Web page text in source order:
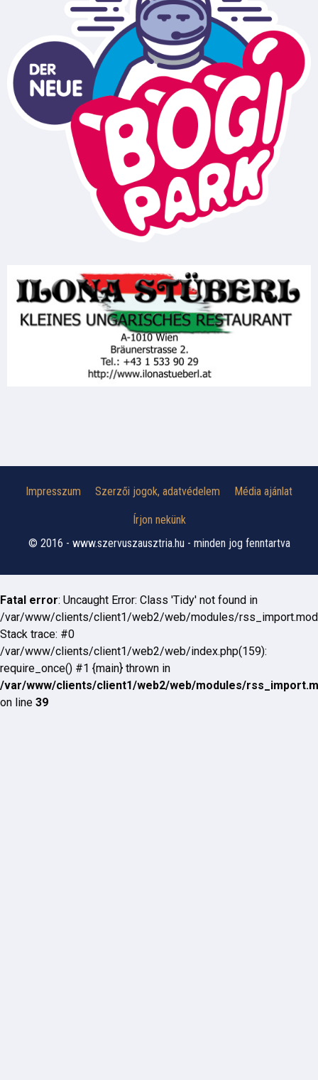
Impresszum Szerzői jogok, adatvédelem Média ajánlat
Írjon nekünk
© 2016 - www.szervuszausztria.hu - minden jog fenntartva
Fatal error: Uncaught Error: Class 'Tidy' not found in
/var/www/clients/client1/web2/web/modules/
Stack trace: #0
/var/www/clients/client1/web2/web/index.php(159):
require_once() #1 {main} thrown in
/var/www/clients/client1/web2/web/modules/
on line 39